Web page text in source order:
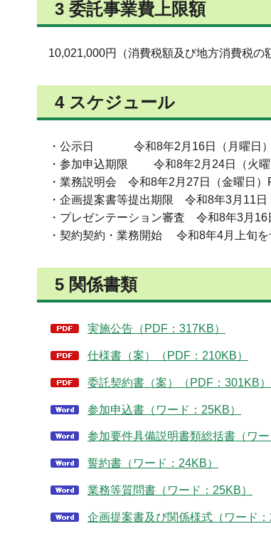
3 委託事業費上限額
10,021,000円（消費税額及び地方消費税の
4 スケジュール
・公示日 令和8年2月16日（月曜日）
・参加申込期限 令和8年2月24日（火曜
・業務説明会 令和8年2月27日（金曜日）
・企画提案書等提出期限 令和8年3月11日
・プレゼンテーション審査 令和8年3月16
・契約契約・業務開始 令和8年4月上旬を
5 関係書類
実施公告（PDF：317KB）
仕様書（案）（PDF：210KB）
委託契約書（案）（PDF：301KB）
参加申込書（ワード：25KB）
参加要件具備説明書類総括書（ワー
誓約書（ワード：24KB）
業務等質問書（ワード：25KB）
企画提案書及び関係様式（ワード：